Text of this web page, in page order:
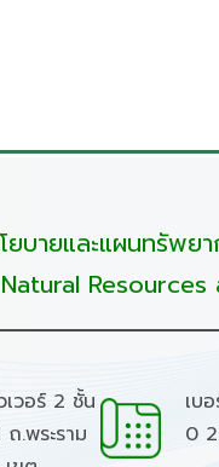
ยบายและแผนทรัพย
Resources
เวอร์ 2 ชั้น
.พระราม
เบ
0